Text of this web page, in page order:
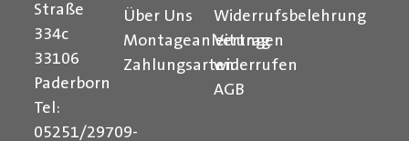
Radkastenschutz, Citroen Jumper Radkastenschutz,
Citroen Nemo Radkastenschutz, Dacia Dokker
Radkastenschutz, Fiat Doblo Cargo Radkastenschutz,
Fiat Scudo Radkastenschutz, Fiat Ducato
Radkastenschutz, Fiat Fiorino Radkastenschutz, Fiat
Talento Radkastenschutz, Ford Transit Courier
Radkastenschutz, Ford Connect Radkastenschutz, Ford
Straße
334c
33106
Paderborn
Tel:
05251/29709-
Über Uns
Montageanleitungen
Zahlungsarten
Widerrufsbelehrung
Vertrag
widerrufen
AGB